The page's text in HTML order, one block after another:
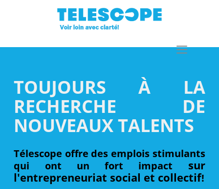
TOUJOURS À LA
RECHERCHE DE
NOUVEAUX TALENTS
Télescope offre des emplois stimulants
qui ont un fort impact sur
l'entrepreneuriat social et collectif!